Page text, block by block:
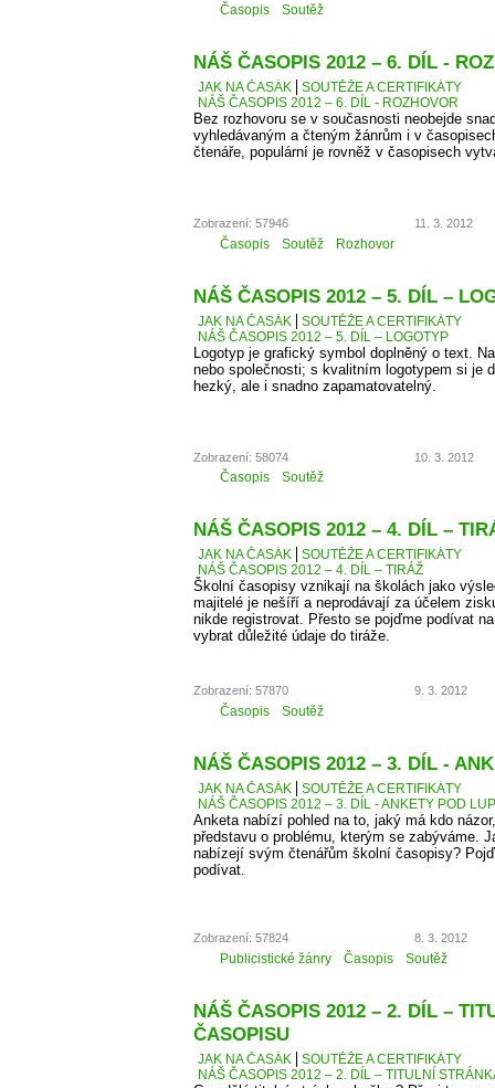
Časopis Soutěž
NÁŠ ČASOPIS 2012 – 6. DÍL -
JAK NA ČASÁK
SOUTĚŽE A CERTIFIKÁTY
NÁŠ ČASOPIS 2012 – 6. DÍL - ROZHOVOR
Bez rozhovoru se v současnosti neobejde
vyhledávaným a čteným žánrům i v
čtenáře, populární je rovněž v časopisech
Zobrazení: 57946 11. 3. 2012
Časopis Soutěž Rozhovor
NÁŠ ČASOPIS 2012 – 5. DÍL –
JAK NA ČASÁK
SOUTĚŽE A CERTIFIKÁTY
NÁŠ ČASOPIS 2012 – 5. DÍL – LOGOTYP
Logotyp je grafický symbol doplněný o text.
nebo společnosti; s kvalitním logotypem si je
hezký, ale i snadno zapamatovatelný.
Zobrazení: 58074 10. 3. 2012
Časopis Soutěž
NÁŠ ČASOPIS 2012 – 4. DÍL –
JAK NA ČASÁK
SOUTĚŽE A CERTIFIKÁTY
NÁŠ ČASOPIS 2012 – 4. DÍL – TIRÁŽ
Školní časopisy vznikají na školách jako
majitelé je nešíří a neprodávají za účelem
nikde registrovat. Přesto se pojďme podívat
vybrat důležité údaje do tiráže.
Zobrazení: 57870 9. 3. 2012
Časopis Soutěž
NÁŠ ČASOPIS 2012 – 3. DÍL -
JAK NA ČASÁK
SOUTĚŽE A CERTIFIKÁTY
NÁŠ ČASOPIS 2012 – 3. DÍL - ANKETY POD
Anketa nabízí pohled na to, jaký má kdo
představu o problému, kterým se zabýváme.
nabízejí svým čtenářům školní časopisy?
podívat.
Zobrazení: 57824 8. 3. 2012
Publicistické žánry Časopis Soutěž
NÁŠ ČASOPIS 2012 – 2. DÍL –
ČASOPISU
JAK NA ČASÁK
SOUTĚŽE A CERTIFIKÁTY
NÁŠ ČASOPIS 2012 – 2. DÍL – TITULNÍ